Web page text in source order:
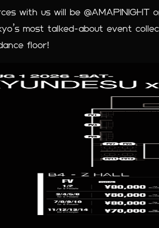
with us will be
most talked-about event
floor!